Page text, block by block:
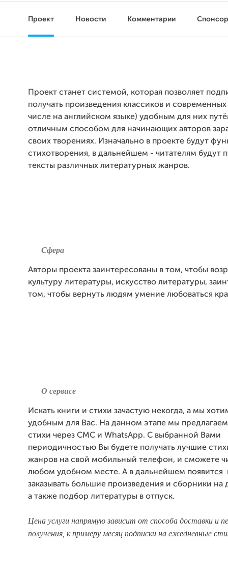
Проект Новости Комментарии
Проект станет системой, которая позволяет
получать произведения классиков и
числе на английском языке) удобным для них
отличным способом для начинающих авторов
своих творениях. Изначально в проекте будут
стихотворения, в дальнейшем - читателям будут
тексты различных литературных жанров.
Сфера
Авторы проекта заинтересованы в том, чтобы
культуру литературы, искусство литературы,
том, чтобы вернуть людям умение любоваться
О сервисе
Искать книги и стихи зачастую некогда, а мы
удобным для Вас. На данном этапе мы предлагаем
стихи через СМС и WhatsApp. С выбранной Вами
периодичностью Вы будете получать лучшие
жанров на свой мобильный телефон, и сможете
любом удобном месте. А в дальнейшем появится
заказывать большие произведения и сборники на
а также подбор литературы в отпуск.
Цена услуги напрямую зависит от способа доставки и
получения, к примеру месяц подписки на ежедневные